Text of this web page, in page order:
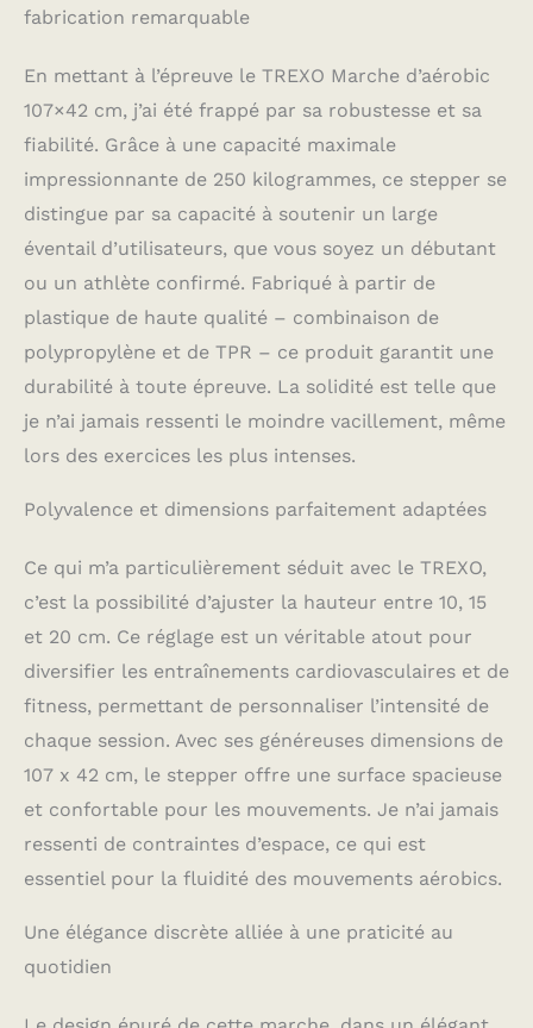
de la marche dans votre
permet également
des muscles et des
tendons, ce qui est
prévention des
blessures. La marche
B4W006 a été conçue
pour les personnes qui
privilégient le confort.
La marche TREXO TXO-
B4W006 se caractérise
par une structure stable
pendant tous les
de la structure et la
conception garantissent
pendant les exercices
intenses, et minimisent
le risque de blessure.
: Les matériaux utilisés
pour fabriquer la
marche sont une
(élastomère
thermoplastique) et de
qui la rend non
extrêmement solide,
dommages mécaniques,
fabrication remarquable
En mettant à l’épreuve le TREXO Marche d’aérobic
107×42 cm, j’ai été frappé par sa robustesse et sa
fiabilité. Grâce à une capacité maximale
impressionnante de 250 kilogrammes, ce stepper se
distingue par sa capacité à soutenir un large
éventail d’utilisateurs, que vous soyez un débutant
ou un athlète confirmé. Fabriqué à partir de
plastique de haute qualité – combinaison de
polypropylène et de TPR – ce produit garantit une
durabilité à toute épreuve. La solidité est telle que
je n’ai jamais ressenti le moindre vacillement, même
lors des exercices les plus intenses.
Polyvalence et dimensions parfaitement adaptées
Ce qui m’a particulièrement séduit avec le TREXO,
c’est la possibilité d’ajuster la hauteur entre 10, 15
et 20 cm. Ce réglage est un véritable atout pour
diversifier les entraînements cardiovasculaires et de
fitness, permettant de personnaliser l’intensité de
chaque session. Avec ses généreuses dimensions de
107 x 42 cm, le stepper offre une surface spacieuse
et confortable pour les mouvements. Je n’ai jamais
ressenti de contraintes d’espace, ce qui est
essentiel pour la fluidité des mouvements aérobics.
Une élégance discrète alliée à une praticité au
quotidien